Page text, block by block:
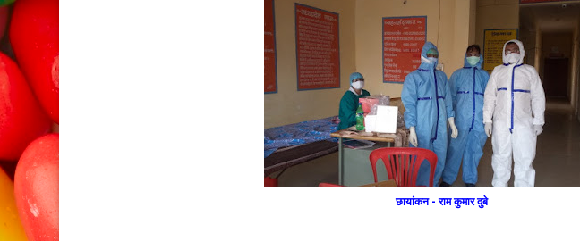
छायांकन - राम कुमार दुबे